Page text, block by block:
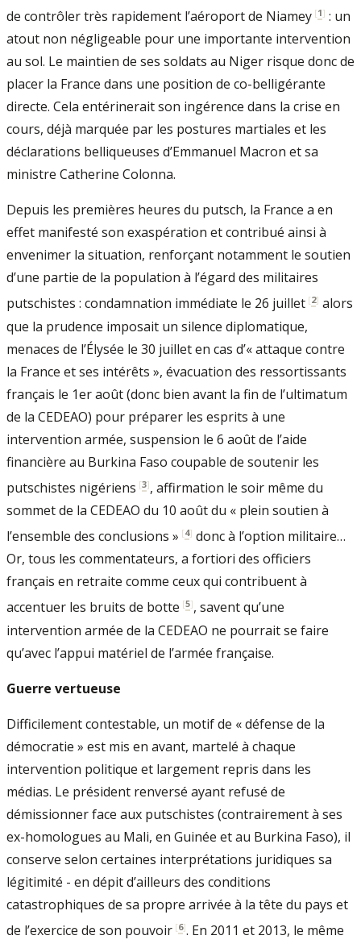
de contrôler très rapidement l’aéroport de Niamey [1] : un
atout non négligeable pour une importante intervention
au sol. Le maintien de ses soldats au Niger risque donc de
placer la France dans une position de co-belligérante
directe. Cela entérinerait son ingérence dans la crise en
cours, déjà marquée par les postures martiales et les
déclarations belliqueuses d’Emmanuel Macron et sa
ministre Catherine Colonna.
Depuis les premières heures du putsch, la France a en
effet manifesté son exaspération et contribué ainsi à
envenimer la situation, renforçant notamment le soutien
d’une partie de la population à l’égard des militaires
putschistes : condamnation immédiate le 26 juillet [2] alors
que la prudence imposait un silence diplomatique,
menaces de l’Élysée le 30 juillet en cas d’« attaque contre
la France et ses intérêts », évacuation des ressortissants
français le 1er août (donc bien avant la fin de l’ultimatum
de la CEDEAO) pour préparer les esprits à une
intervention armée, suspension le 6 août de l’aide
financière au Burkina Faso coupable de soutenir les
putschistes nigériens [3], affirmation le soir même du
sommet de la CEDEAO du 10 août du « plein soutien à
l’ensemble des conclusions » [4] donc à l’option militaire…
Or, tous les commentateurs, a fortiori des officiers
français en retraite comme ceux qui contribuent à
accentuer les bruits de botte [5], savent qu’une
intervention armée de la CEDEAO ne pourrait se faire
qu’avec l’appui matériel de l’armée française.
Guerre vertueuse
Difficilement contestable, un motif de « défense de la
démocratie » est mis en avant, martelé à chaque
intervention politique et largement repris dans les
médias. Le président renversé ayant refusé de
démissionner face aux putschistes (contrairement à ses
ex-homologues au Mali, en Guinée et au Burkina Faso), il
conserve selon certaines interprétations juridiques sa
légitimité - en dépit d’ailleurs des conditions
catastrophiques de sa propre arrivée à la tête du pays et
de l’exercice de son pouvoir [6]. En 2011 et 2013, le même